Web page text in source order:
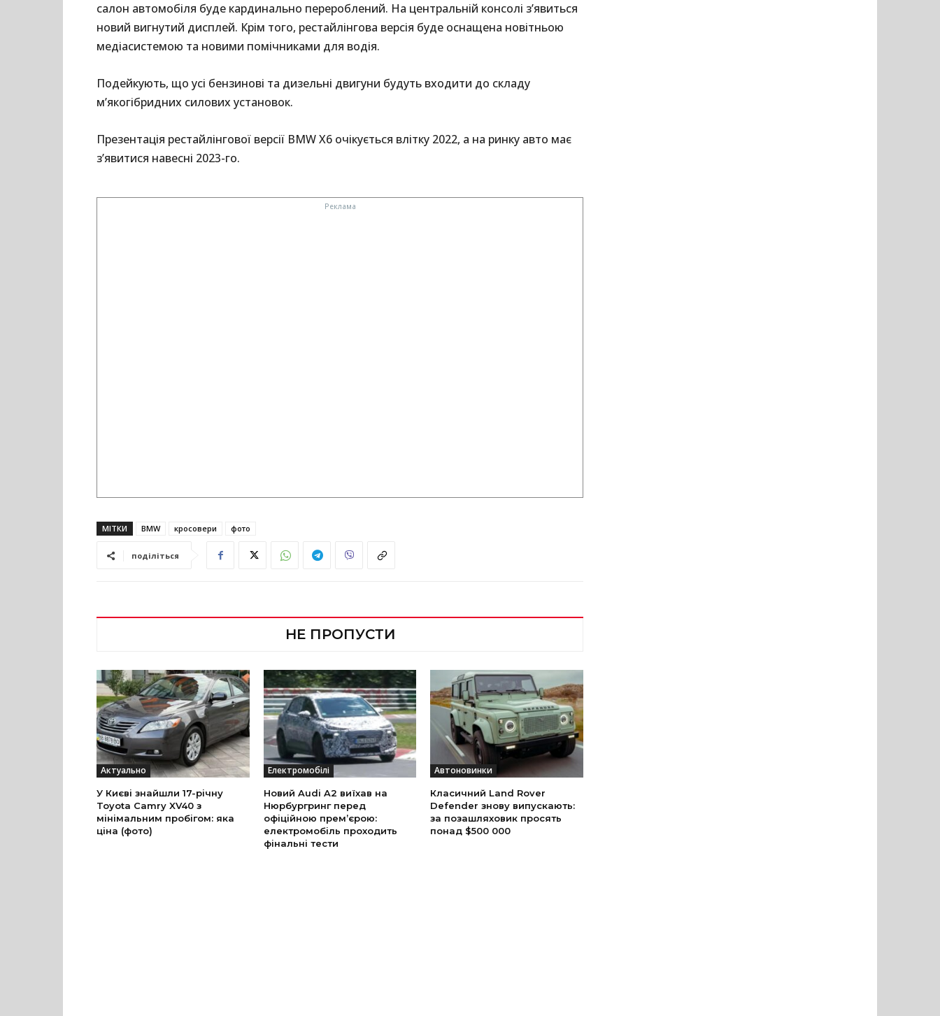
салон автомобіля буде кардинально перероблений. На центральній консолі з’явиться
новий вигнутий дисплей. Крім того, рестайлінгова версія буде оснащена новітньою
медіасистемою та новими помічниками для водія.
Подейкують, що усі бензинові та дизельні двигуни будуть входити до складу
м’якогібридних силових установок.
Презентація рестайлінгової версії BMW X6 очікується влітку 2022, а на ринку авто має
з’явитися навесні 2023-го.
МІТКИ BMW кросовери фото
поділіться
НЕ ПРОПУСТИ
Актуально
У Києві знайшли 17-річну
Toyota Camry XV40 з
мінімальним пробігом: яка
ціна (фото)
Електромобілі
Новий Audi A2 виїхав на
Нюрбургринг перед
офіційною прем’єрою:
електромобіль проходить
фінальні тести
Автоновинки
Класичний Land Rover
Defender знову випускають:
за позашляховик просять
понад $500 000